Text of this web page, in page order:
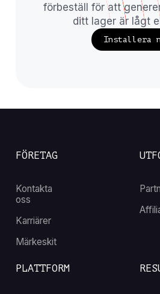
förbeställ för att
ditt lager är lågt
Installera
FÖRETAG
Kontakta
oss
Karriärer
Märkeskit
PLATTFORM